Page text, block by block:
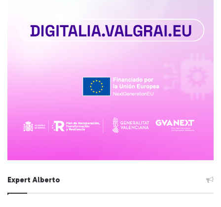
Expert Alberto